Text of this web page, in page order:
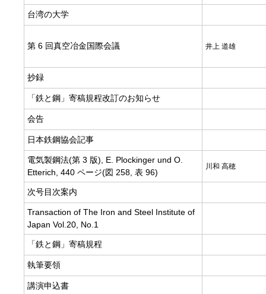
台湾の大学
第 6 回真空冶金国際会議 井上 道雄
抄録
「鉄と鋼」寄稿規程改訂のお知らせ
会告
日本鉄鋼協会記事
電気製鋼法(第 3 版), E. Plockinger und O.
Etterich, 440 ページ(図 258, 表 96)
川和 高穂
次号目次案内
Transaction of The Iron and Steel Institute of
Japan Vol.20, No.1
「鉄と鋼」寄稿規程
執筆要領
講演申込書